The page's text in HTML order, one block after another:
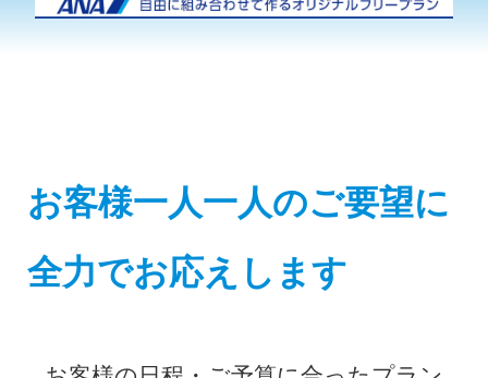
お客様一人一人のご要望に
全力でお応えします